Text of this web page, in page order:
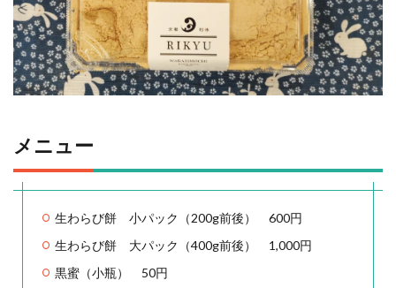
メニュー
生わらび餅 小パック（200g前後） 600円
生わらび餅 大パック（400g前後） 1,000円
黒蜜（小瓶） 50円